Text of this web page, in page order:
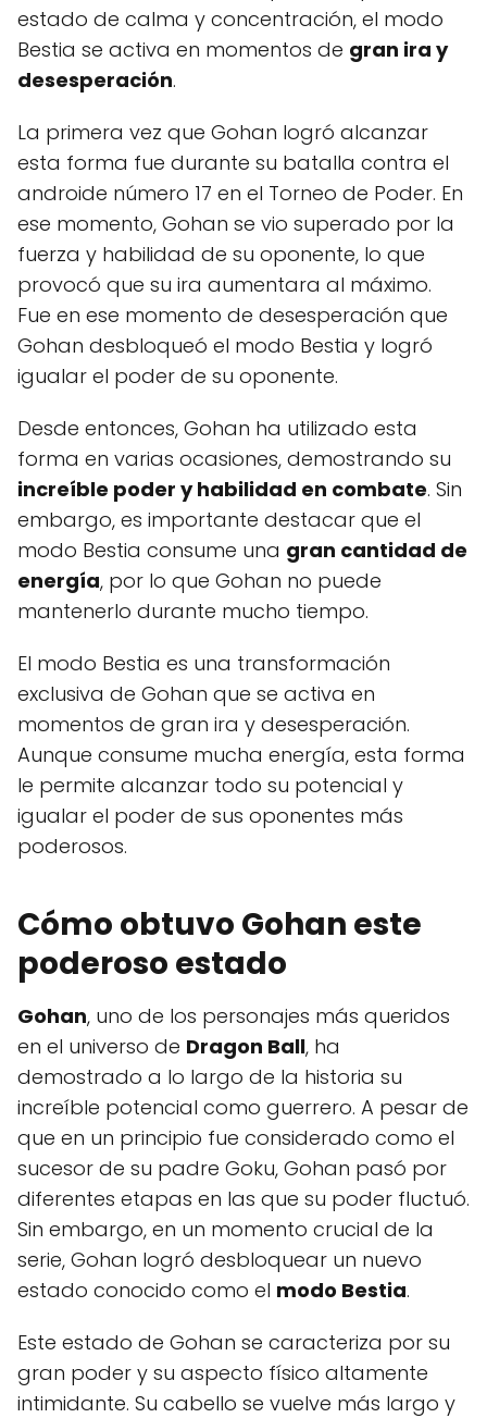
estado de calma y concentración, el modo
Bestia se activa en momentos de gran ira y
desesperación.
La primera vez que Gohan logró alcanzar
esta forma fue durante su batalla contra el
androide número 17 en el Torneo de Poder. En
ese momento, Gohan se vio superado por la
fuerza y habilidad de su oponente, lo que
provocó que su ira aumentara al máximo.
Fue en ese momento de desesperación que
Gohan desbloqueó el modo Bestia y logró
igualar el poder de su oponente.
Desde entonces, Gohan ha utilizado esta
forma en varias ocasiones, demostrando su
increíble poder y habilidad en combate. Sin
embargo, es importante destacar que el
modo Bestia consume una gran cantidad de
energía, por lo que Gohan no puede
mantenerlo durante mucho tiempo.
El modo Bestia es una transformación
exclusiva de Gohan que se activa en
momentos de gran ira y desesperación.
Aunque consume mucha energía, esta forma
le permite alcanzar todo su potencial y
igualar el poder de sus oponentes más
poderosos.
Cómo obtuvo Gohan este
poderoso estado
Gohan, uno de los personajes más queridos
en el universo de Dragon Ball, ha
demostrado a lo largo de la historia su
increíble potencial como guerrero. A pesar de
que en un principio fue considerado como el
sucesor de su padre Goku, Gohan pasó por
diferentes etapas en las que su poder fluctuó.
Sin embargo, en un momento crucial de la
serie, Gohan logró desbloquear un nuevo
estado conocido como el modo Bestia.
Este estado de Gohan se caracteriza por su
gran poder y su aspecto físico altamente
intimidante. Su cabello se vuelve más largo y